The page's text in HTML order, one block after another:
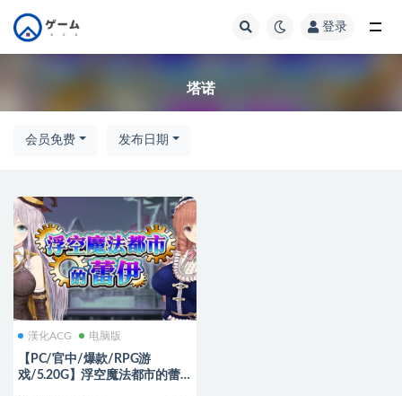
登录
塔诺
会员免费 发布日期
漢化ACG 电脑版
【PC/官中/爆款/RPG游
戏/5.20G】浮空魔法都市的蕾